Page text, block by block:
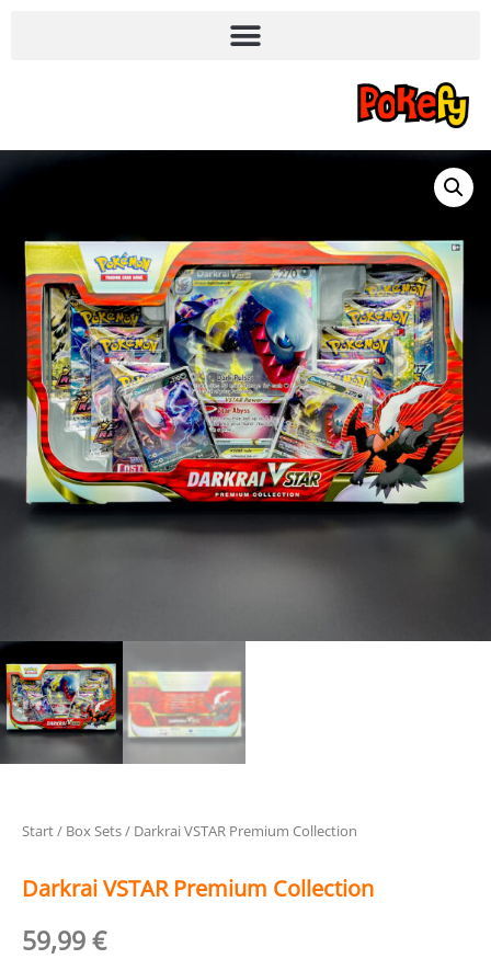
Start/ Box Sets/ Darkrai VSTAR Premium Collection
Darkrai VSTAR Premium Collection
59,99€